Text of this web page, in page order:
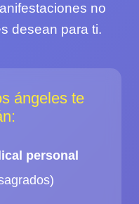
no
desean para ti.
ángeles te
personal